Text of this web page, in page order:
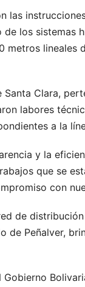
las
los sistemas
lineales
Clara,
labores
a la
y la
que se
con
de
de Peñalver,